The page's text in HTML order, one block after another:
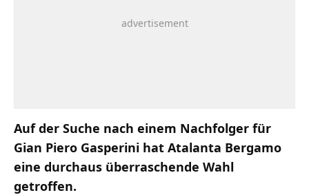
Auf der Suche nach einem Nachfolger für
Gian Piero Gasperini hat Atalanta Bergamo
eine durchaus überraschende Wahl
getroffen.